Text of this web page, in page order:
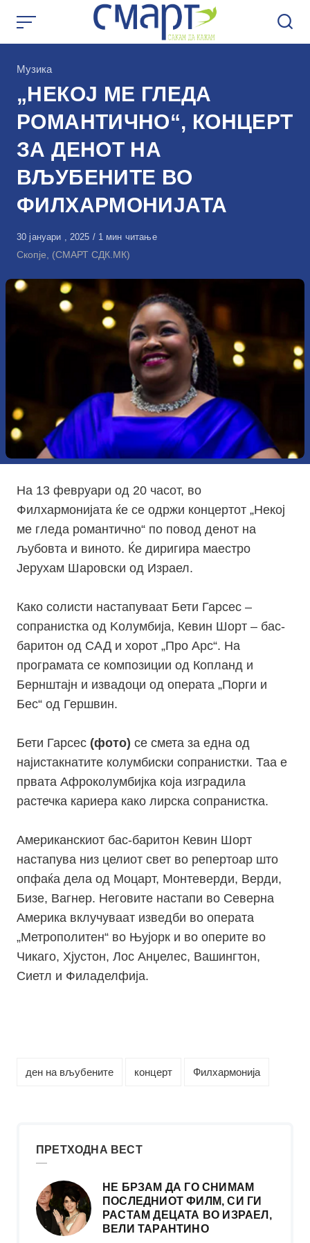
КАтегорија
Музика
„НЕКОЈ МЕ ГЛЕДА
РОМАНТИЧНО“, КОНЦЕРТ
ЗА ДЕНОТ НА
ВЉУБЕНИТЕ ВО
ФИЛХАРМОНИЈАТА
Објавено
на
30 јануари , 2025 1 мин читање
Скопје, (СМАРТ СДК.МК)
На 13 февруари од 20 часот, во
Филхармонијата ќе се одржи концертот „Некој
ме гледа романтично“ по повод денот на
љубовта и виното. Ќе диригира маестро
Јерухам Шаровски од Израел.
Како солисти настапуваат Бети Гарсес –
сопранистка од Kолумбија, Кевин Шорт – бас-
баритон од САД и хорот „Про Арс“. На
програмата се композиции од Копланд и
Бернштајн и извадоци од операта „Порги и
Бес“ од Гершвин.
Бети Гарсес (фото) се смета за една од
најистакнатите колумбиски сопранистки. Таа е
првата Афроколумбијка која изградила
растечка кариера како лирска сопранистка.
Американскиот бас-баритон Кевин Шорт
настапува низ целиот свет во репертоар што
опфаќа дела од Моцарт, Монтеверди, Верди,
Бизе, Вагнер. Неговите настапи во Северна
Америка вклучуваат изведби во операта
„Метрополитен“ во Њујорк и во оперите во
Чикаго, Хјустон, Лос Анџелес, Вашингтон,
Сиетл и Филаделфија.
ден на вљубените концерт Филхармонија
ПРЕТХОДНА ВЕСТ
НЕ БРЗАМ ДА ГО СНИМАМ
ПОСЛЕДНИОТ ФИЛМ, СИ ГИ
РАСТАМ ДЕЦАТА ВО ИЗРАЕЛ,
ВЕЛИ ТАРАНТИНО